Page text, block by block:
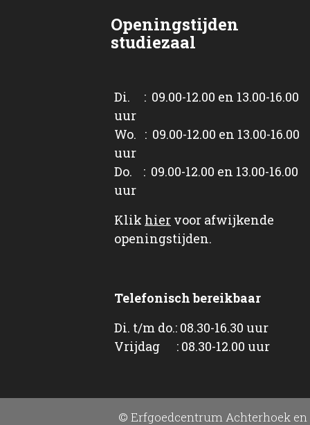
Openingstijden
studiezaal
Di. : 09.00-12.00 en 13.00-16.00
uur
Wo. : 09.00-12.00 en 13.00-16.00
uur
Do. : 09.00-12.00 en 13.00-16.00
uur
Klik hier voor afwijkende
openingstijden.
Telefonisch bereikbaar
Di. t/m do.: 08.30-16.30 uur
Vrijdag : 08.30-12.00 uur
© Erfgoedcentrum Achterhoek en